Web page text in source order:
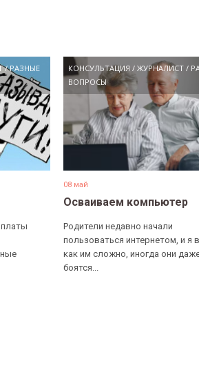
/РАЗНЫЕ
КОНСУЛЬТАЦИЯ /ЖУРНАЛИСТ /
ВОПРОСЫ
08 май
Осваиваем компьютер
Родители недавно начали
пользоваться интернетом, и я
как им сложно, иногда они
боятся...